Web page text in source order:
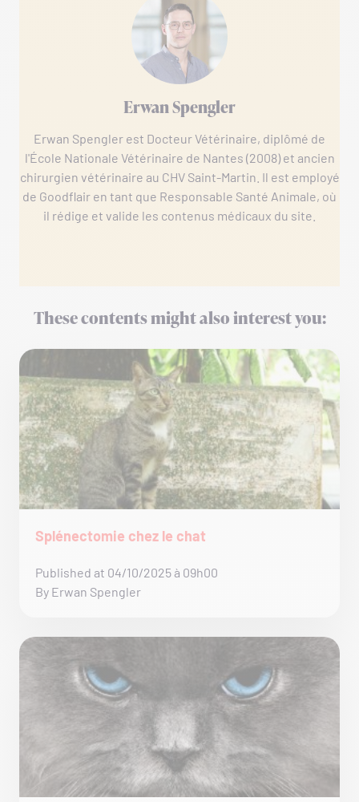
Erwan Spengler
Erwan Spengler est Docteur Vétérinaire, diplômé de
l'École Nationale Vétérinaire de Nantes (2008) et ancien
chirurgien vétérinaire au CHV Saint-Martin. Il est employé
de Goodflair en tant que Responsable Santé Animale, où
il rédige et valide les contenus médicaux du site.
These contents might also interest you:
Splénectomie chez le chat
Published at 04/10/2025 à 09h00
By Erwan Spengler